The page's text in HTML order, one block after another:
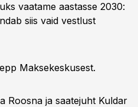
vaatame aastasse 2030:
siis vaid vestlust
Maksekeskusest.
Roosna ja saatejuht Kuldar